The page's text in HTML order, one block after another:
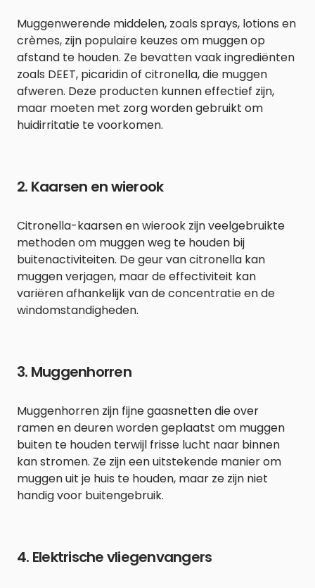
Muggenwerende middelen, zoals sprays, lotions en
crèmes, zijn populaire keuzes om muggen op
afstand te houden. Ze bevatten vaak ingrediënten
zoals DEET, picaridin of citronella, die muggen
afweren. Deze producten kunnen effectief zijn,
maar moeten met zorg worden gebruikt om
huidirritatie te voorkomen.
2. Kaarsen en wierook
Citronella-kaarsen en wierook zijn veelgebruikte
methoden om muggen weg te houden bij
buitenactiviteiten. De geur van citronella kan
muggen verjagen, maar de effectiviteit kan
variëren afhankelijk van de concentratie en de
windomstandigheden.
3. Muggenhorren
Muggenhorren zijn fijne gaasnetten die over
ramen en deuren worden geplaatst om muggen
buiten te houden terwijl frisse lucht naar binnen
kan stromen. Ze zijn een uitstekende manier om
muggen uit je huis te houden, maar ze zijn niet
handig voor buitengebruik.
4. Elektrische vliegenvangers